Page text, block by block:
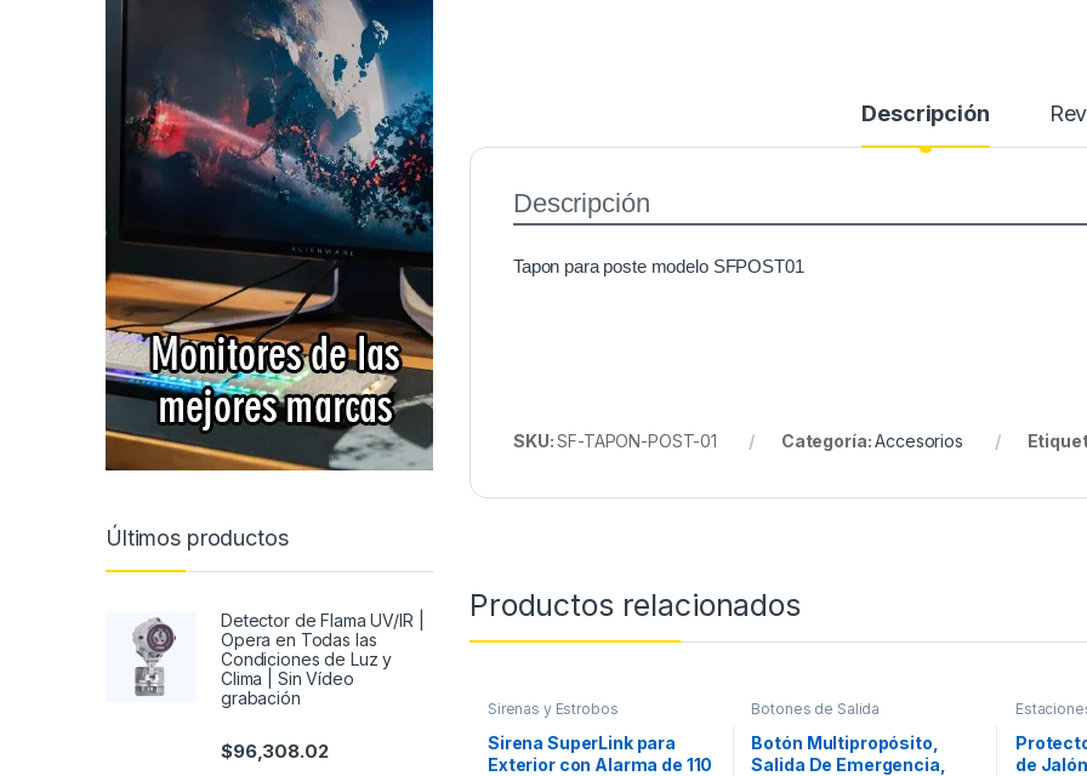
Descripción
Descripción
Tapon para poste modelo SFPOST01
SKU:SF-TAPON-POST-01 Categoría:Accesorios
Productos relacionados
Sirenas y Estrobos
Sirena SuperLink para
Exterior con Alarma de 110
Botones de Salida
Botón Multipropósito,
Salida De Emergencia,
de
Últimos productos
Detector de Flama UV/IR |
Opera en Todas las
Condiciones de Luz y
Clima | Sin Vídeo
grabación
$96,308.02